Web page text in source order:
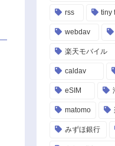
rss tiny
webdav
楽天モバイル
caldav
eSIM
matomo
みずほ銀行